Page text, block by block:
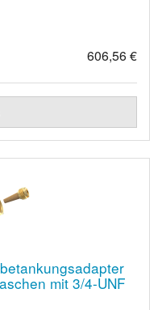
606,56 €
mit 3/4-UNF